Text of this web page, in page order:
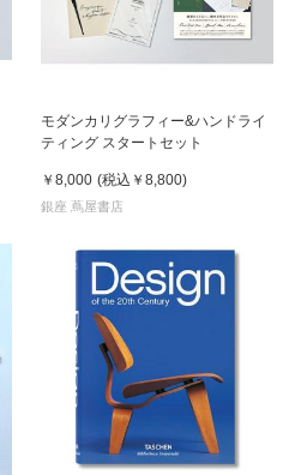
モダンカリグラフィー&ハンドライ
ティング スタートセット
￥8,000 (税込 ￥8,800)
銀座 蔦屋書店